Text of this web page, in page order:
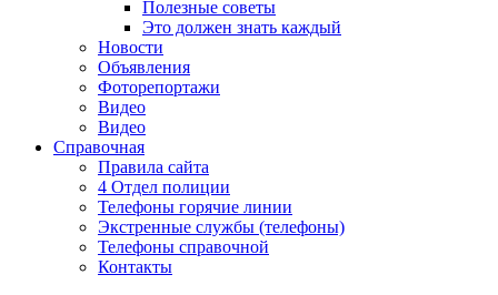
Полезные советы
Это должен знать каждый
Новости
Объявления
Фоторепортажи
Видео
Видео
Справочная
Правила сайта
4 Отдел полиции
Телефоны горячие линии
Экстренные службы (телефоны)
Телефоны справочной
Контакты